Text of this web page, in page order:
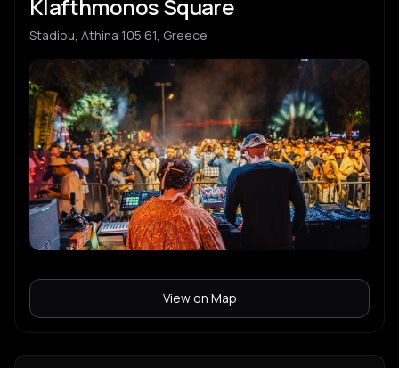
Klafthmonos Square
Stadiou, Athina 105 61, Greece
View on Map